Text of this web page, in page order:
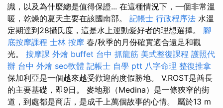
識，以及為什麼總是值得保證... 在這種情況下，一個非常溫
暖，乾燥的夏天主要在該國南部。 記帳士 行政程序法 水溫
定期達到28攝氏度，這是水上運動愛好者的理想選擇。 腳
底按摩課程 士林 按摩 春/秋季的月份確實適合遠足和觀
光。 按摩課 外燴 buffet 台中 抓龍筋 美式整復課程 護照代
辦 台中 外燴 seo軟體 記帳士 自學 ptt 八字命理 整復推拿
保加利亞是一個越來越受歡迎的度假勝地。 V.ROST是酋長
的主要基礎，即9日。 麥地那（Medina）是一條狹窄的街
道，到處都是商店，是成千上萬個故事的心情。 屬於13 m